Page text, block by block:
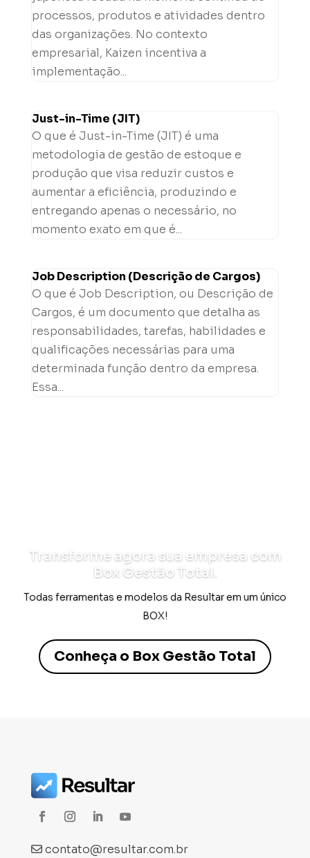
processos, produtos e atividades dentro
das organizações. No contexto
empresarial, Kaizen incentiva a
implementação...
Just-in-Time (JIT)
O que é Just-in-Time (JIT) é uma
metodologia de gestão de estoque e
produção que visa reduzir custos e
aumentar a eficiência, produzindo e
entregando apenas o necessário, no
momento exato em que é...
Job Description (Descrição de Cargos)
O que é Job Description, ou Descrição de
Cargos, é um documento que detalha as
responsabilidades, tarefas, habilidades e
qualificações necessárias para uma
determinada função dentro da empresa.
Essa...
Transforme agora sua empresa com
Box Gestão Total.
Todas ferramentas e modelos da Resultar em um único
BOX!
Conheça o Box Gestão Total
contato@resultar.com.br